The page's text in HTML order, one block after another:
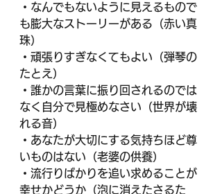
・なんでもないように見えるもので
も膨大なストーリーがある（赤い真
珠）
・頑張りすぎなくてもよい（弾琴の
たとえ）
・誰かの言葉に振り回されるのでは
なく自分で見極めなさい（世界が壊
れる音）
・あなたが大切にする気持ちほど尊
いものはない（老婆の供養）
・流行りばかりを追い求めることが
幸せかどうか（泡に消えたさるた